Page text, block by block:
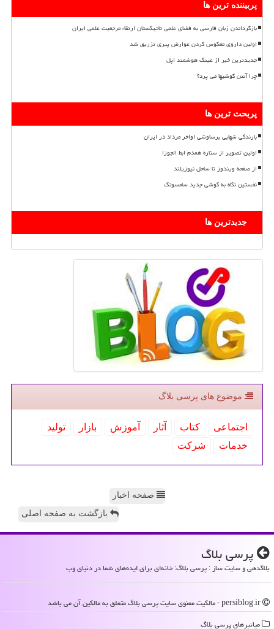
پربیننده ترین ها
بازگرداندن زبان فارسی به فضای علمی تاجیکستان ارتقاء مرجعیت علمی ایران
اولین داروی معکوس کردن عوارض پیری تزریق شد
جدیدترین خبر از عینک هوشمند اپل
چرا آنتن گوشیها می پرد؟
پربحث ترین ها
بارندگی شهابی برساوشی اواخر مرداد در ایران
اولین تصویر از ستاره همدم ابط الجوزا
از صفحه ویندوز تا ساحل نیوزیلند
نخستین نگاه به گوشی جدید سامسونگ
جدیدترین ها
موضوع های پرسی بلاگ
اجتماعی كتاب آثار آموزش بازار
تولید
خدمات
شركت
صفحه اخبار
بازگشت به صفحه اصلی
پرسی بلاگ
بلاگدهی و سایت ساز : پرسی بلاگ: خانه‌ای برای ایده‌های شما در دنیای وب
میانبرهای پرسی بلاگ